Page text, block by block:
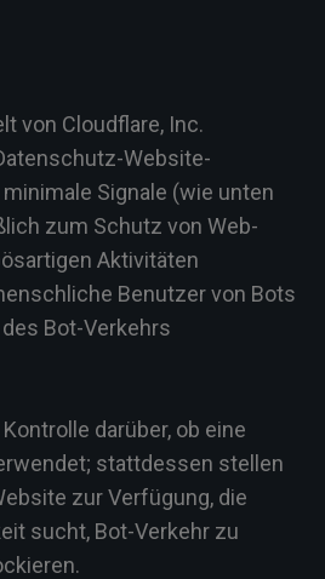
von Cloudflare, Inc.
Website-
Signale (wie unten
zum Schutz von Web-
Aktivitäten
Benutzer von Bots
Bot-Verkehrs
darüber, ob eine
stattdessen stellen
zur Verfügung, die
sucht, Bot-Verkehr zu